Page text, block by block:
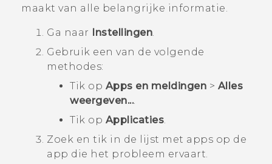
maakt van alle belangrijke informatie.
Ga naar Instellingen.
Gebruik een van de volgende
methodes:
Tik op Apps en meldingen > Alles
weergeven....
Tik op Applicaties.
Zoek en tik in de lijst met apps op de
app die het probleem ervaart.